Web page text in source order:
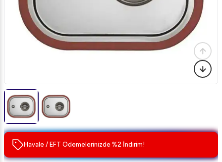
Havale / EFT Ödemelerinizde %2 İndirim!